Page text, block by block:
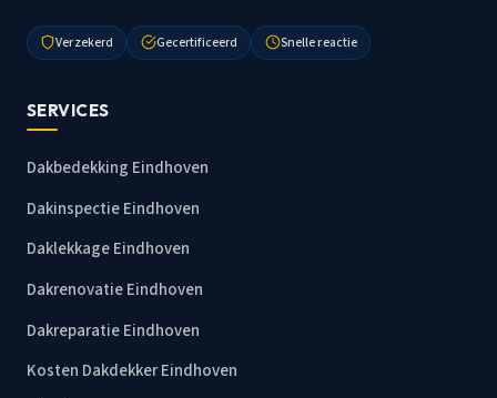
Verzekerd Gecertificeerd Snelle reactie
SERVICES
Dakbedekking Eindhoven
Dakinspectie Eindhoven
Daklekkage Eindhoven
Dakrenovatie Eindhoven
Dakreparatie Eindhoven
Kosten Dakdekker Eindhoven